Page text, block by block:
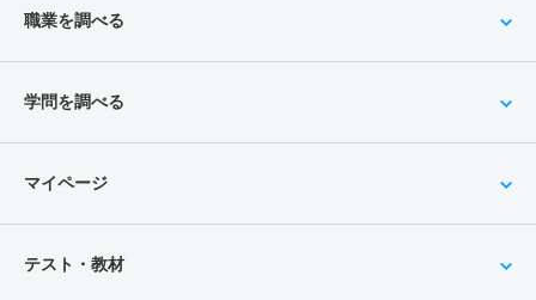
職業を調べる
学問を調べる
マイページ
テスト・教材